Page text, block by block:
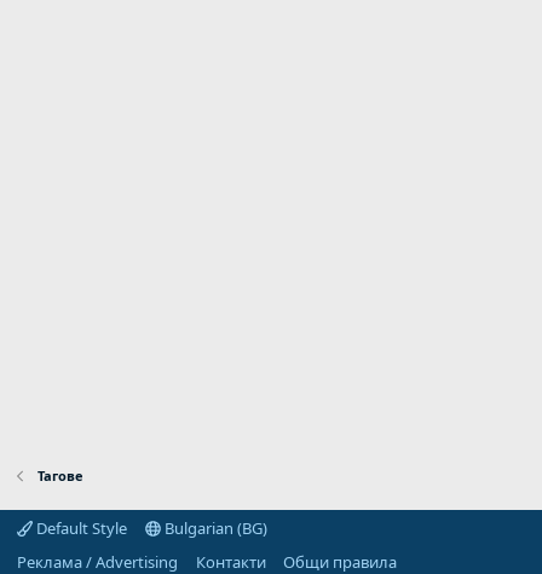
Тагове
Default Style
Bulgarian (BG)
Реклама / Advertising
Контакти
Общи правила